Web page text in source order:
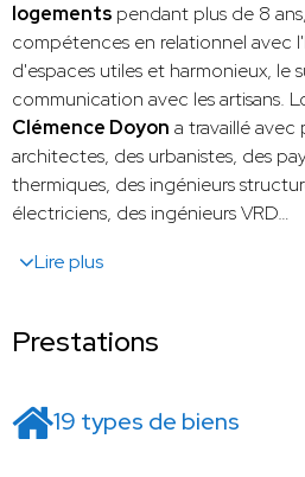
logements pendant plus de 8
compétences en relationnel avec
d'espaces utiles et harmonieux, le
communication avec les artisans.
Clémence Doyon a travaillé avec
architectes, des urbanistes, des
thermiques, des ingénieurs
électriciens, des ingénieurs VRD…
Lire plus
Prestations
19 types de biens